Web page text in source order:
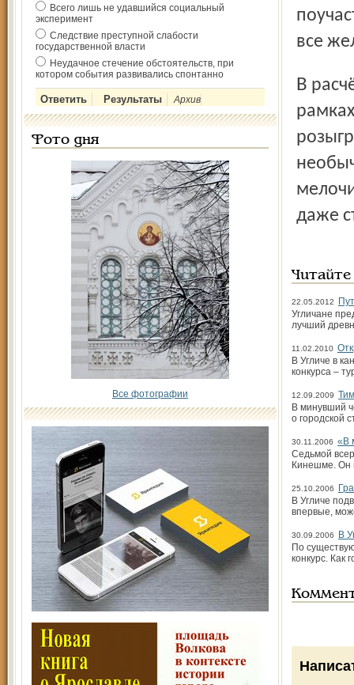
Всего лишь не удавшийся социальный
эксперимент
Следствие преступной слабости
государственной власти
Неудачное стечение обстоятельств, при
котором события развивались спонтанно
Архив
Фото дня
Все фотографии
все
В расчёте на среднее и старшее поколения угличан в
даже
22.05.2012
Угличане
лучший
11.02.2010
В Угличе в
конкурса –
12.09.2009
В минувший
о городской
30.11.2006 «В
Седьмой
Кинешме. Он
25.10.2006
В Угличе
впервые,
30.09.2006
В
По
конкурс. Как